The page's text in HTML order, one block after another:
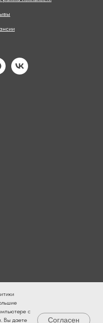
с
Вы даете
Согласен